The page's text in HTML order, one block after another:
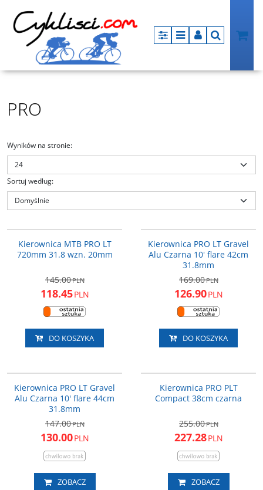
PanelMenuPanelSzukaj
PRO
Wyników na stronie:
Sortuj według:
Kierownica MTB PRO LT
720mm 31.8 wzn. 20mm
145.00PLN
118.45PLN
DO KOSZYKA
Kierownica PRO LT Gravel
Alu Czarna 10' flare 42cm
31.8mm
169.00PLN
126.90PLN
DO KOSZYKA
Kierownica PRO LT Gravel
Alu Czarna 10' flare 44cm
31.8mm
147.00PLN
130.00PLN
ZOBACZ
DARMOWA DOSTAWA
Kierownica PRO PLT
Compact 38cm czarna
255.00PLN
227.28PLN
ZOBACZ